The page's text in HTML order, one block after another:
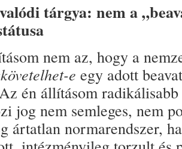
tárgya: nem a
nem az, hogy a
e egy adott
én állításom radikálisabb
jog nem semleges, nem
ártatlan normarendszer,